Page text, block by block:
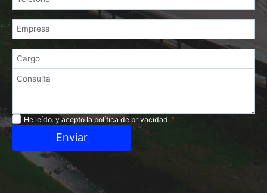
Privacidad
He leído. y acepto lapolítica de privacidad. *
Enviar